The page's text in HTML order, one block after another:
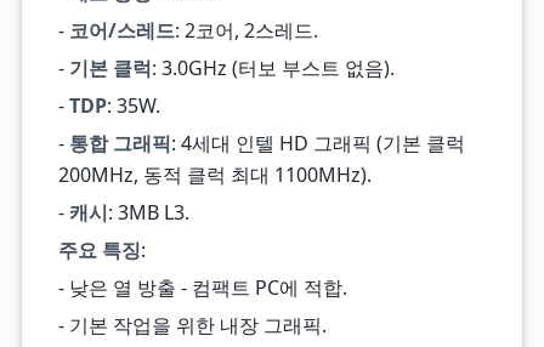
- 코어/스레드: 2코어, 2스레드.
- 기본 클럭: 3.0GHz (터보 부스트 없음).
-TDP: 35W.
- 통합 그래픽: 4세대 인텔 HD 그래픽 (기본 클럭
200MHz, 동적 클럭 최대 1100MHz).
-캐시: 3MB L3.
주요 특징:
- 낮은 열 방출 - 컴팩트 PC에 적합.
- 기본 작업을 위한 내장 그래픽.